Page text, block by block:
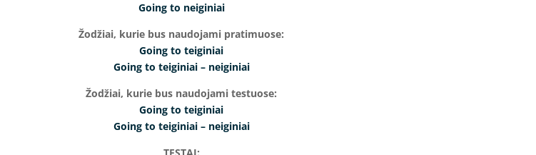
Going to neiginiai
Žodžiai, kurie bus naudojami pratimuose:
Going to teiginiai
Going to teiginiai – neiginiai
Žodžiai, kurie bus naudojami testuose:
Going to teiginiai
Going to teiginiai – neiginiai